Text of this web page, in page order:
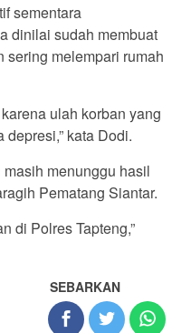
sementara
dinilai sudah membuat
sering melempari rumah
ulah korban yang
kata Dodi.
menunggu hasil
Pematang Siantar.
di Polres Tapteng,”
SEBARKAN